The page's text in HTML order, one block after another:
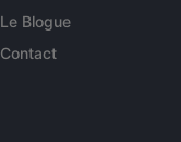
Le Blogue
Contact